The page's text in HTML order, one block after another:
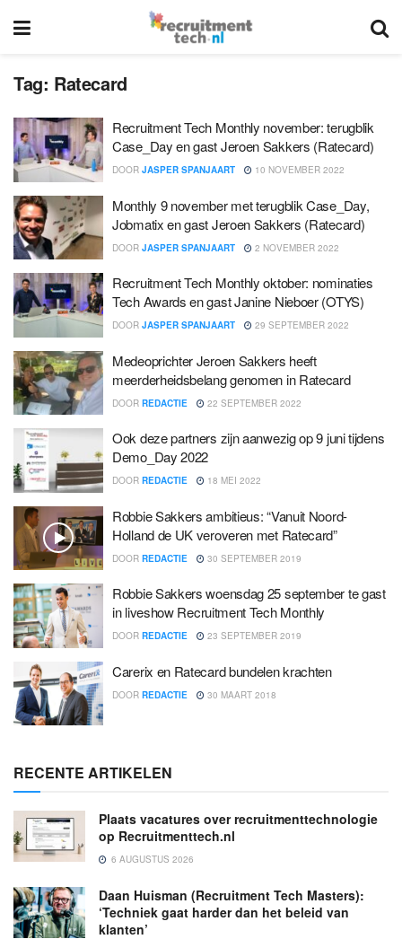
Tag: Ratecard
Recruitment Tech Monthly november: terugblik
Case_Day en gast Jeroen Sakkers (Ratecard)
DOOR JASPER SPANJAART 10 NOVEMBER 2022
Monthly 9 november met terugblik Case_Day,
Jobmatix en gast Jeroen Sakkers (Ratecard)
DOOR JASPER SPANJAART 2 NOVEMBER 2022
Recruitment Tech Monthly oktober: nominaties
Tech Awards en gast Janine Nieboer (OTYS)
DOOR JASPER SPANJAART 29 SEPTEMBER 2022
Medeoprichter Jeroen Sakkers heeft
meerderheidsbelang genomen in Ratecard
DOOR REDACTIE 22 SEPTEMBER 2022
Ook deze partners zijn aanwezig op 9 juni tijdens
Demo_Day 2022
DOOR REDACTIE 18 MEI 2022
Robbie Sakkers ambitieus: “Vanuit Noord-
Holland de UK veroveren met Ratecard”
DOOR REDACTIE 30 SEPTEMBER 2019
Robbie Sakkers woensdag 25 september te gast
in liveshow Recruitment Tech Monthly
DOOR REDACTIE 23 SEPTEMBER 2019
Carerix en Ratecard bundelen krachten
DOOR REDACTIE 30 MAART 2018
RECENTE ARTIKELEN
Plaats vacatures over recruitmenttechnologie
op Recruitmenttech.nl
6 AUGUSTUS 2026
Daan Huisman (Recruitment Tech Masters):
‘Techniek gaat harder dan het beleid van
klanten’